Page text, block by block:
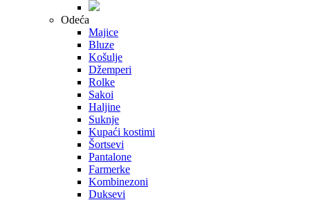
Odeća
Majice
Bluze
Košulje
Džemperi
Rolke
Sakoi
Haljine
Suknje
Kupaći kostimi
Šortsevi
Pantalone
Farmerke
Kombinezoni
Duksevi